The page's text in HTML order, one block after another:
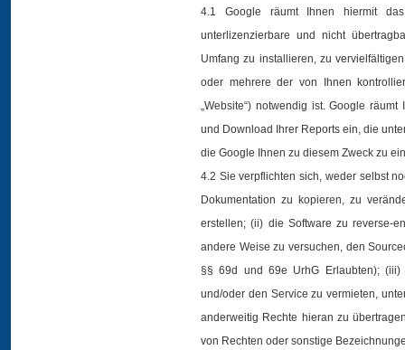
4.1 Google räumt Ihnen hiermit das
unterlizenzierbare und nicht
Umfang zu installieren, zu
oder mehrere der von Ihnen
„Website“) notwendig ist. Google
und Download Ihrer Reports ein, die
die Google Ihnen zu diesem Zweck zu
4.2 Sie verpflichten sich, weder selbst
Dokumentation zu kopieren, zu
erstellen; (ii) die Software zu reverse-
andere Weise zu versuchen, den
§§ 69d und 69e UrhG Erlaubten); (iii)
und/oder den Service zu vermieten,
anderweitig Rechte hieran zu
von Rechten oder sonstige